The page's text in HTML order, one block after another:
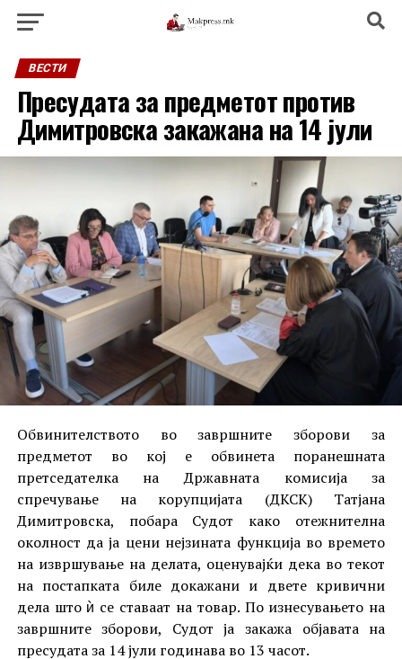
ВЕСТИ
Пресудата за предметот против
Димитровска закажана на 14 јули
Обвинителството во завршните зборови за
предметот во кој е обвинета поранешната
претседателка на Државната комисија за
спречување на корупцијата (ДКСК) Татјана
Димитровска, побара Судот како отежнителна
околност да ја цени нејзината функција во времето
на извршување на делата, оценувајќи дека во текот
на постапката биле докажани и двете кривични
дела што ѝ се ставаат на товар. По изнесувањето на
завршните зборови, Судот ја закажа објавата на
пресудата за 14 јули годинава во 13 часот.